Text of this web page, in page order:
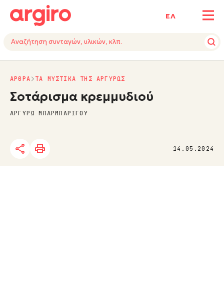
ΕΛ
14.05.2024
ΑΡΘΡΑ ΤΑ ΜΥΣΤΙΚΑ ΤΗΣ ΑΡΓΥΡΩΣ
Σοτάρισμα κρεμμυδιού
ΑΡΓΥΡΩ ΜΠΑΡΜΠΑΡΙΓΟΥ